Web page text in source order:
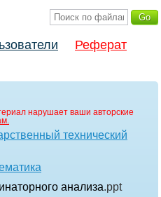
Реферат
нарушает ваши авторские
технический
анализа.ppt